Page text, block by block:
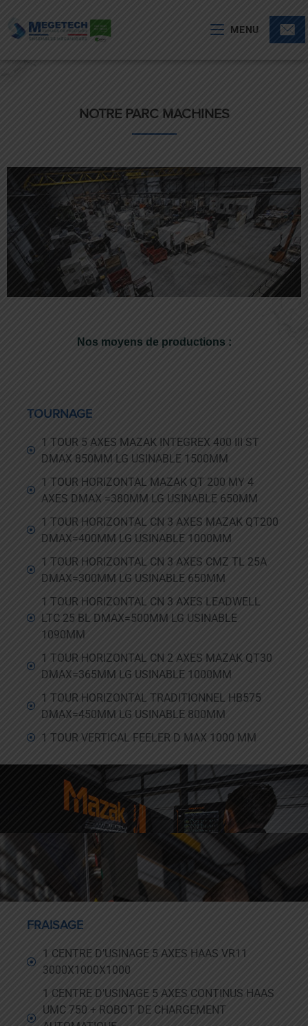
MENU
NOTRE PARC MACHINES
Nos moyens de productions :
TOURNAGE
1 TOUR 5 AXES MAZAK INTEGREX 400 III ST
DMAX 850MM LG USINABLE 1500MM
1 TOUR HORIZONTAL MAZAK QT 200 MY 4
AXES DMAX =380MM LG USINABLE 650MM
1 TOUR HORIZONTAL CN 3 AXES MAZAK QT200
DMAX=400MM LG USINABLE 1000MM
1 TOUR HORIZONTAL CN 3 AXES CMZ TL 25A
DMAX=300MM LG USINABLE 650MM
1 TOUR HORIZONTAL CN 3 AXES LEADWELL
LTC 25 BL DMAX=500MM LG USINABLE
1090MM
1 TOUR HORIZONTAL CN 2 AXES MAZAK QT30
DMAX=365MM LG USINABLE 1000MM
1 TOUR HORIZONTAL TRADITIONNEL HB575
DMAX=450MM LG USINABLE 800MM
1 TOUR VERTICAL FEELER D MAX 1000 MM
FRAISAGE
1 CENTRE D’USINAGE 5 AXES HAAS VR11
3000X1000X1000
1 CENTRE D'USINAGE 5 AXES CONTINUS HAAS
UMC 750 + ROBOT DE CHARGEMENT